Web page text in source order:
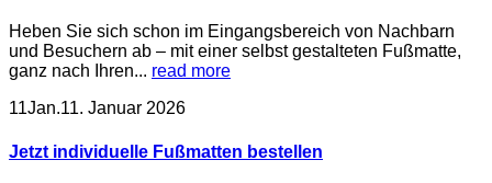
Heben Sie sich schon im Eingangsbereich von Nachbarn
und Besuchern ab – mit einer selbst gestalteten Fußmatte,
ganz nach Ihren... read more
11Jan.11. Januar 2026
Jetzt individuelle Fußmatten bestellen